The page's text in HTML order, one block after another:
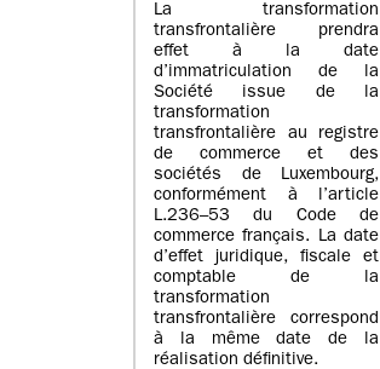
La transformation
transfrontalière prendra
effet à la date
d’immatriculation de la
Société issue de la
transformation
transfrontalière au registre
de commerce et des
sociétés de Luxembourg,
conformément à l’article
L.236–53 du Code de
commerce français. La date
d’effet juridique, fiscale et
comptable de la
transformation
transfrontalière correspond
à la même date de la
réalisation définitive.